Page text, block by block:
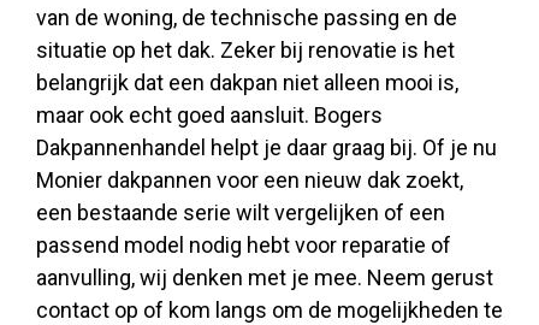
van de woning, de technische passing en de
situatie op het dak. Zeker bij renovatie is het
belangrijk dat een dakpan niet alleen mooi is,
maar ook echt goed aansluit. Bogers
Dakpannenhandel helpt je daar graag bij. Of je nu
Monier dakpannen voor een nieuw dak zoekt,
een bestaande serie wilt vergelijken of een
passend model nodig hebt voor reparatie of
aanvulling, wij denken met je mee. Neem gerust
contact op of kom langs om de mogelijkheden te